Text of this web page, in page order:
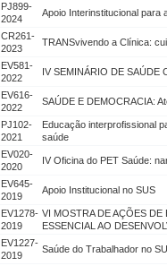
PJ899-
2024
Apoio Interinstitucional para
CR261-
2023
TRANSvivendo a Clínica:
EV581-
2022
IV SEMINÁRIO DE SAÚDE
EV616-
2022
SAÚDE E DEMOCRACIA:
PJ102-
2021
Educação interprofissional
saúde
EV020-
2020
IV Oficina do PET Saúde:
EV645-
2019
Apoio Institucional no SUS
EV1278-
2019
VI MOSTRA DE AÇÕES
ESSENCIAL AO
EV1227-
2019
Saúde do Trabalhador no